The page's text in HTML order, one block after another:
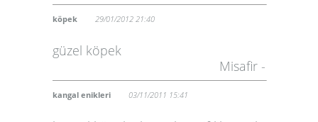
köpek 29/01/2012 21:40
güzel köpek
Misafir -
kangal enikleri 03/11/2011 15:41